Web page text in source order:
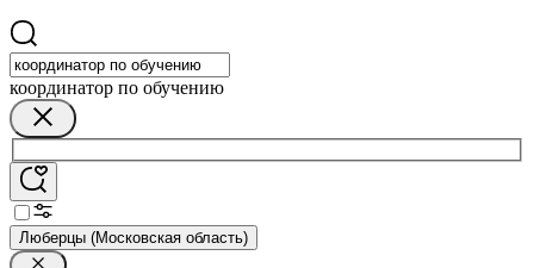
координатор по обучению
Люберцы (Московская область)